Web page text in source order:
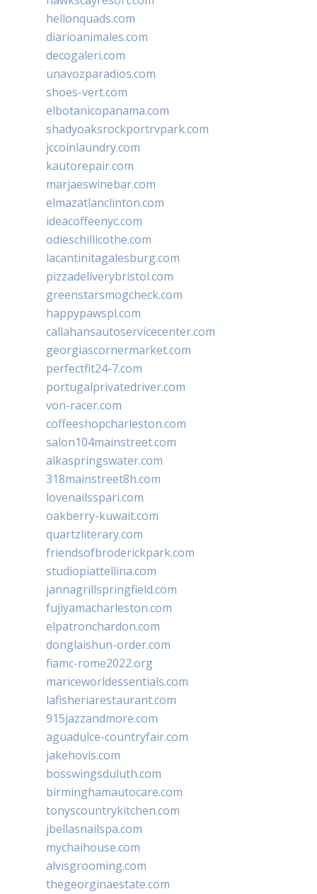
hellonquads.com
diarioanimales.com
decogaleri.com
unavozparadios.com
shoes-vert.com
elbotanicopanama.com
shadyoaksrockportrvpark.com
jccoinlaundry.com
kautorepair.com
marjaeswinebar.com
elmazatlanclinton.com
ideacoffeenyc.com
odieschillicothe.com
lacantinitagalesburg.com
pizzadeliverybristol.com
greenstarsmogcheck.com
happypawspl.com
callahansautoservicecenter.com
georgiascornermarket.com
perfectfit24-7.com
portugalprivatedriver.com
von-racer.com
coffeeshopcharleston.com
salon104mainstreet.com
alkaspringswater.com
318mainstreet8h.com
lovenailsspari.com
oakberry-kuwait.com
quartzliterary.com
friendsofbroderickpark.com
studiopiattellina.com
jannagrillspringfield.com
fujiyamacharleston.com
elpatronchardon.com
donglaishun-order.com
fiamc-rome2022.org
mariceworldessentials.com
lafisheriarestaurant.com
915jazzandmore.com
aguadulce-countryfair.com
jakehovis.com
bosswingsduluth.com
birminghamautocare.com
tonyscountrykitchen.com
jbellasnailspa.com
mychaihouse.com
alvisgrooming.com
thegeorginaestate.com